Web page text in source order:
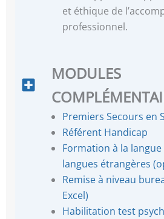
et éthique de
professionnel.
MODULES
Premiers Secours en
Référent Handicap
Formation à la langue
langues étrangères
Remise à niveau
Excel)
Habilitation test